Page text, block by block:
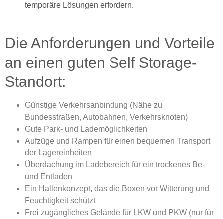
temporäre Lösungen erfordern.
Die Anforderungen und Vorteile
an einen guten Self Storage-
Standort:
Günstige Verkehrsanbindung (Nähe zu
Bundesstraßen, Autobahnen, Verkehrsknoten)
Gute Park- und Lademöglichkeiten
Aufzüge und Rampen für einen bequemen Transport
der Lagereinheiten
Überdachung im Ladebereich für ein trockenes Be-
und Entladen
Ein Hallenkonzept, das die Boxen vor Witterung und
Feuchtigkeit schützt
Frei zugängliches Gelände für LKW und PKW (nur für